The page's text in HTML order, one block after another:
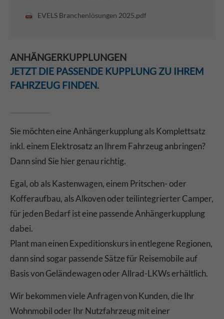
EVELS Branchenlösungen 2025.pdf
ANHÄNGERKUPPLUNGEN
JETZT DIE PASSENDE KUPPLUNG ZU IHREM
FAHRZEUG FINDEN.
Sie möchten eine Anhängerkupplung als Komplettsatz
inkl. einem Elektrosatz an Ihrem Fahrzeug anbringen?
Dann sind Sie hier genau richtig.
Egal, ob als Kastenwagen, einem Pritschen- oder
Kofferaufbau, als Alkoven oder teilintegrierter Camper,
für jeden Bedarf ist eine passende Anhängerkupplung
dabei.
Plant man einen Expeditionskurs in entlegene Regionen,
dann sind sogar passende Sätze für Reisemobile auf
Basis von Geländewagen oder Allrad-LKWs erhältlich.
Wir bekommen viele Anfragen von Kunden, die Ihr
Wohnmobil oder Ihr Nutzfahrzeug mit einer